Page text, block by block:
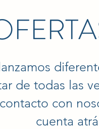
de todas las
con
cuenta